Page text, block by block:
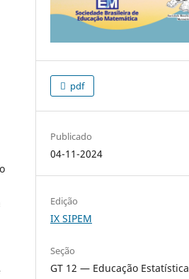
pdf
Publicado
04-11-2024
Edição
IX SIPEM
Seção
GT 12 — Educação Estatística